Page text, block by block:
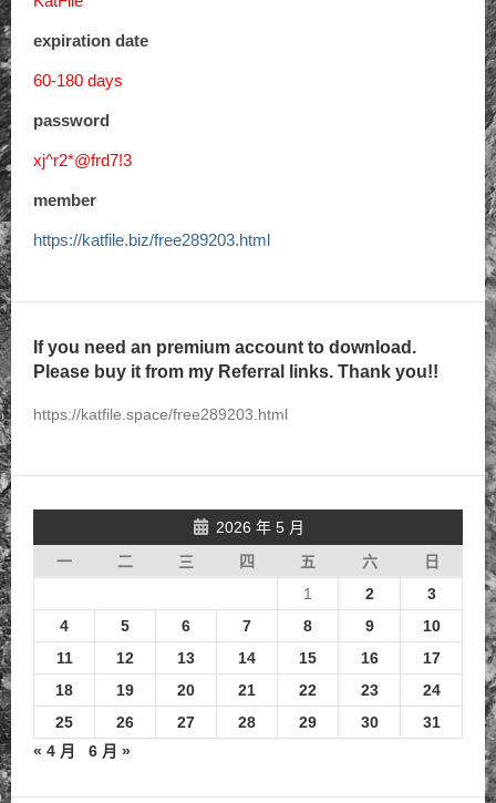
expiration date
60-180 days
password
xj^r2*@frd7!3
member
https://katfile.biz/free289203.html
If you need an premium account to download.
Please buy it from my Referral links. Thank you!!
https://katfile.space/free289203.html
2026 年 5 月
一
二 三 四 五 六
日
1
2
3
4
5 6 7 8 9
10
11
12 13 14 15 16
17
18
19 20 21 22 23
24
25
26 27 28 29 30
31
« 4 月
6 月 »